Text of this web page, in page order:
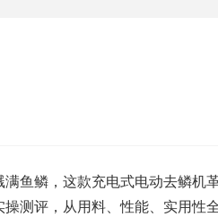
鱼鳞，这款充电式电动去鳞机
测评，从用料、性能、实用性